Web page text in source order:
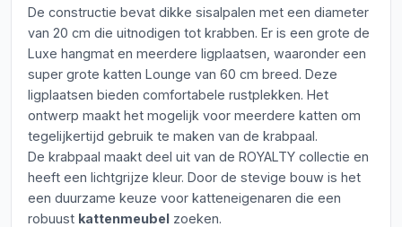
De constructie bevat dikke sisalpalen met een diameter
van 20 cm die uitnodigen tot krabben. Er is een grote de
Luxe hangmat en meerdere ligplaatsen, waaronder een
super grote katten Lounge van 60 cm breed. Deze
ligplaatsen bieden comfortabele rustplekken. Het
ontwerp maakt het mogelijk voor meerdere katten om
tegelijkertijd gebruik te maken van de krabpaal.
De krabpaal maakt deel uit van de ROYALTY collectie en
heeft een lichtgrijze kleur. Door de stevige bouw is het
een duurzame keuze voor katteneigenaren die een
robuust kattenmeubel zoeken.